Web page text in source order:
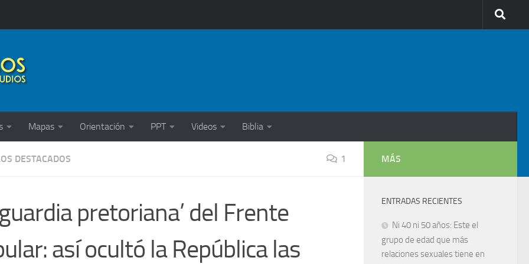
Mapas Orientación PPT Videos Biblia
DESTACADOS 1
pretoriana’ del Frente
así ocultó la República las
MÁS
ENTRADAS RECIENTES
Ni 40 ni 50 años: Este el
grupo de edad que más
relaciones sexuales tiene en